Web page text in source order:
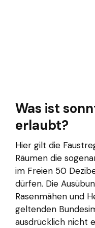
Was ist
erlaubt?
Hier gilt die
Räumen die
im Freien 50
dürfen. Die
Rasenmähen und
geltenden
ausdrücklich nicht